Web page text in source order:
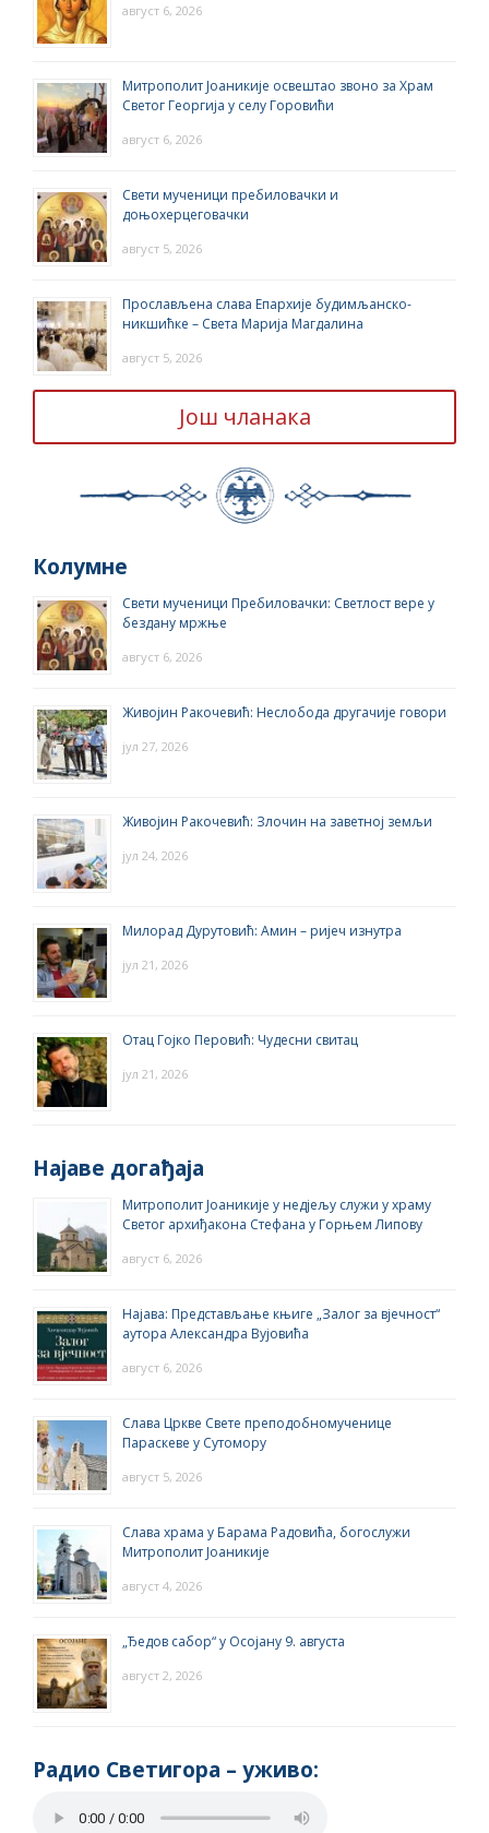
август 6, 2026
Митрополит Јоаникије освештао звоно за Храм
Светог Георгија у селу Горовићи
август 6, 2026
Свети мученици пребиловачки и
доњохерцеговачки
август 5, 2026
Прослављена слава Епархије будимљанско-
никшићке – Света Марија Магдалина
август 5, 2026
Још чланака
Колумне
Свети мученици Пребиловачки: Светлост вере у
бездану мржње
август 6, 2026
Живојин Ракочевић: Неслобода другачије говори
јул 27, 2026
Живојин Ракочевић: Злочин на заветној земљи
јул 24, 2026
Милорад Дурутовић: Амин – ријеч изнутра
јул 21, 2026
Отац Гојко Перовић: Чудесни свитац
јул 21, 2026
Најаве догађаја
Митрополит Јоаникије у недјељу служи у храму
Светог архиђакона Стефана у Горњем Липову
август 6, 2026
Најава: Представљање књиге „Залог за вјечност“
аутора Александра Вујовића
август 6, 2026
Слава Цркве Свете преподобномученице
Параскеве у Сутомору
август 5, 2026
Слава храма у Барама Радовића, богослужи
Митрополит Јоаникије
август 4, 2026
„Ђедов сабор“ у Осојану 9. августа
август 2, 2026
Радио Светигора – yживо: